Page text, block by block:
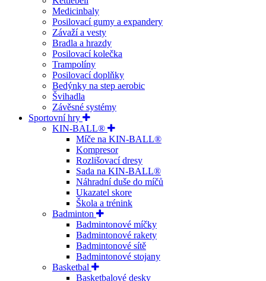
Medicinbaly
Posilovací gumy a expandery
Závaží a vesty
Bradla a hrazdy
Posilovací kolečka
Trampolíny
Posilovací doplňky
Bedýnky na step aerobic
Švihadla
Závěsné systémy
Sportovní hry
KIN-BALL®
Míče na KIN-BALL®
Kompresor
Rozlišovací dresy
Sada na KIN-BALL®
Náhradní duše do míčů
Ukazatel skore
Škola a trénink
Badminton
Badmintonové míčky
Badmintonové rakety
Badmintonové sítě
Badmintonové stojany
Basketbal
Basketbalové desky